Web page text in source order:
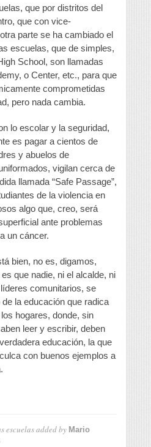
que por distritos del
que con vice-
parte se ha cambiado el
escuelas, que de simples,
School, son llamadas
o Center, etc., para que
comprometidas
pero nada cambia.
lo escolar y la seguridad,
es pagar a cientos de
y abuelos de
vigilan cerca de
llamada “Safe Passage”,
de la violencia en
algo que, creo, será
ante problemas
un cáncer.
bien, no es, digamos,
que nadie, ni el alcalde, ni
comunitarios, se
la educación que radica
hogares, donde, sin
leer y escribir, deben
educación, la que
con buenos ejemplos a
escuelasadded by Mario